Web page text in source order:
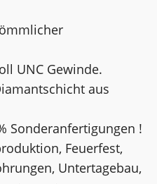
UNC Gewinde.
aus
Sonderanfertigungen !
Feuerfest,
Untertagebau,